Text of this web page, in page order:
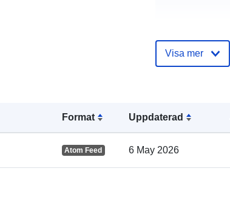
Format Uppdaterad
Atom Feed 6 May 2026
Visa mer